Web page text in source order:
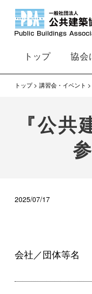
トップ 協会
トップ 講習会・イベント
『公
2025/07/17
会社／団体等名